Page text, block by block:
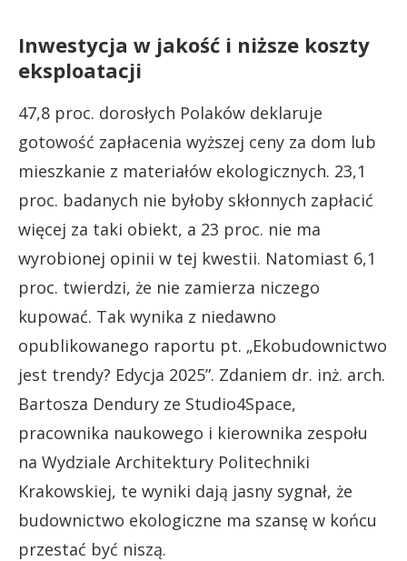
Inwestycja w jakość i niższe koszty
eksploatacji
47,8 proc. dorosłych Polaków deklaruje
gotowość zapłacenia wyższej ceny za dom lub
mieszkanie z materiałów ekologicznych. 23,1
proc. badanych nie byłoby skłonnych zapłacić
więcej za taki obiekt, a 23 proc. nie ma
wyrobionej opinii w tej kwestii. Natomiast 6,1
proc. twierdzi, że nie zamierza niczego
kupować. Tak wynika z niedawno
opublikowanego raportu pt. „Ekobudownictwo
jest trendy? Edycja 2025”. Zdaniem dr. inż. arch.
Bartosza Dendury ze Studio4Space,
pracownika naukowego i kierownika zespołu
na Wydziale Architektury Politechniki
Krakowskiej, te wyniki dają jasny sygnał, że
budownictwo ekologiczne ma szansę w końcu
przestać być niszą.